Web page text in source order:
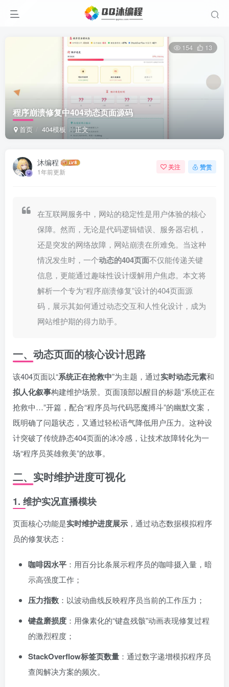
程序崩溃修复中404动态页面源码
首页 404模板 正文
154 13
沐编程
1年前更新
关注 赞赏
在互联网服务中，网站的稳定性是用户体验的核心
保障。然而，无论是代码逻辑错误、服务器宕机，
还是突发的网络故障，网站崩溃在所难免。当这种
情况发生时，一个动态的404页面不仅能传递关键
信息，更能通过趣味性设计缓解用户焦虑。本文将
解析一个专为“程序崩溃修复”设计的404页面源
码，展示其如何通过动态交互和人性化设计，成为
网站维护期的得力助手。
一、动态页面的核心设计思路
该404页面以“系统正在抢救中”为主题，通过实时动态元素和
拟人化叙事构建维护场景。页面顶部以醒目的标题“系统正在
抢救中…”开篇，配合“程序员与代码恶魔搏斗”的幽默文案，
既明确了问题状态，又通过轻松语气降低用户压力。这种设
计突破了传统静态404页面的冰冷感，让技术故障转化为一
场“程序员英雄救美”的故事。
二、实时维护进度可视化
1. 维护实况直播模块
页面核心功能是实时维护进度展示 ，通过动态数据模拟程序
员的修复状态：
咖啡因水平 ：用百分比条展示程序员的咖啡摄入量，暗
示高强度工作；
压力指数 ：以波动曲线反映程序员当前的工作压力；
键盘磨损度 ：用像素化的“键盘残骸”动画表现修复过程
的激烈程度；
StackOverflow标签页数量 ：通过数字递增模拟程序员
查阅解决方案的频次。